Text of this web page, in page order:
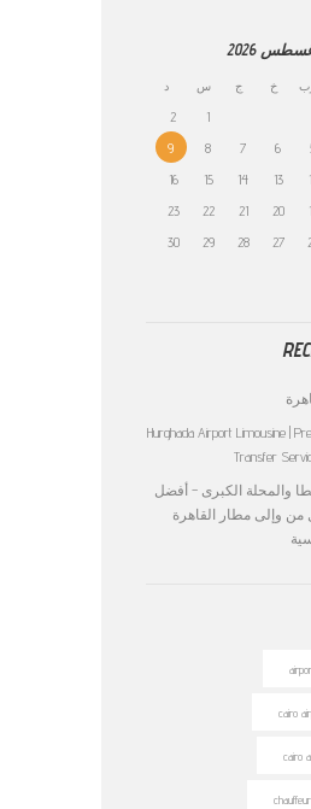
2026
خ ج س د
1
2
6
7
8
9
13
14
15
16
20
21
22
23
27
28
29
30
Hurghada Airport Limousine |
Transfer
والمحلة الكبرى – أفضل
وإلى مطار القاهرة
cairo
cairo